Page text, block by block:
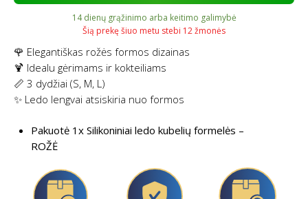
14 dienų grąžinimo arba keitimo galimybė
Šią prekę šiuo metu stebi 12 žmonės
🌹 Elegantiškas rožės formos dizainas
🍹 Idealu gėrimams ir kokteiliams
📏 3 dydžiai (S, M, L)
✨ Ledo lengvai atsiskiria nuo formos
Pakuotė 1x Silikoniniai ledo kubelių formelės –
ROŽĖ